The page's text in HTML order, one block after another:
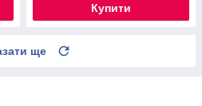
Купити
ще